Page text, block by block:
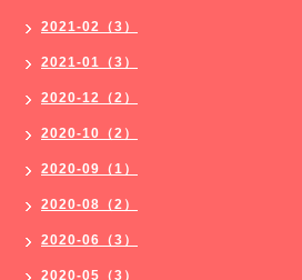
2021-02（3）
2021-01（3）
2020-12（2）
2020-10（2）
2020-09（1）
2020-08（2）
2020-06（3）
2020-05（3）